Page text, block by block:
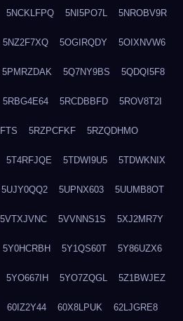
5NCKLFPQ 5NI5PO7L 5NROBV9R
5NZ2F7XQ 5OGIRQDY 5OIXNVW6
5PMRZDAK 5Q7NY9BS 5QDQI5F8
5RBG4E64 5RCDBBFD 5ROV8T2I
5RZPCFKF 5RZQDHMO
5T4RFJQE 5TDWI9U5 5TDWKNIX
5UJY0QQ2 5UPNX603 5UUMB8OT
5VTXJVNC 5VVNNS1S 5XJ2MR7Y
5Y0HCRBH 5Y1QS60T 5Y86UZX6
5YO667IH 5YO7ZQGL 5Z1BWJEZ
60IZ2Y44 60X8LPUK 62LJGRE8